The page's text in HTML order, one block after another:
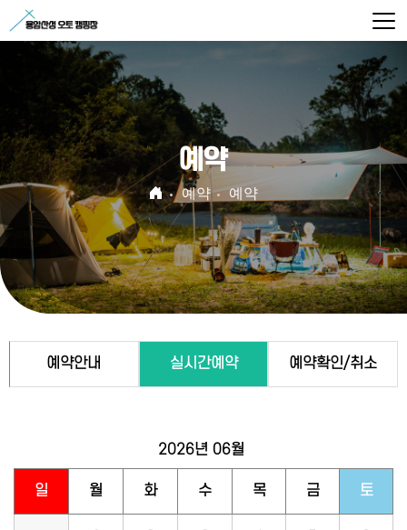
예약
예약 예약
예약안내 실시간예약 예약확인/취소
2026년 06월
일 월 화 수 목 금 토